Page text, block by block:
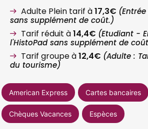
Adulte Plein tarif à17,3€
sans supplément de coût.)
Tarif réduit à14,4€ (Etudiant -
l'HistoPad sans supplément de
Tarif groupe à12,4€ (Adulte :
du tourisme)
American Express Cartes bancaires
Chèques Vacances Espèces